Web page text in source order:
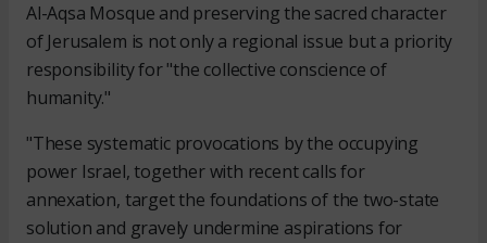
Al-Aqsa Mosque and preserving the sacred character
of Jerusalem is not only a regional issue but a priority
responsibility for "the collective conscience of
humanity."
"These systematic provocations by the occupying
power Israel, together with recent calls for
annexation, target the foundations of the two-state
solution and gravely undermine aspirations for